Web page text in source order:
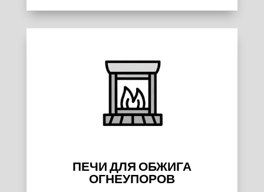
ПЕЧИ ДЛЯ ОБЖИГА
ОГНЕУПОРОВ